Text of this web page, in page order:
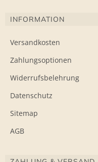
INFORMATION
Versandkosten
Zahlungsoptionen
Widerrufsbelehrung
Datenschutz
Sitemap
AGB